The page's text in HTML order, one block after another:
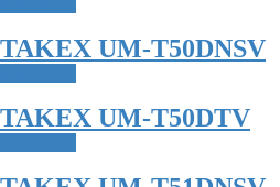
TAKEX UM-T50DNSV
TAKEX UM-T50DTV